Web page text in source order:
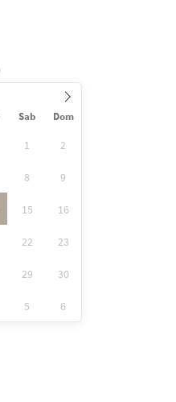
Sab Dom
1 2
8 9
15 16
22 23
29 30
5 6